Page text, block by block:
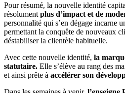
Pour résumé, la nouvelle identité
résolument plus d’impact et de
personnalité qui s’en dégage incarne
permettant la conquête de nouveaux
déstabiliser la clientèle habituelle.
Avec cette nouvelle identité, la
statutaire. Elle s’élève au rang des
et ainsi prête à accélérer son